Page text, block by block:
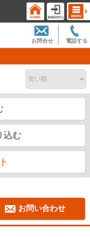
電話する
お問合せ
込む
お問い合わせ